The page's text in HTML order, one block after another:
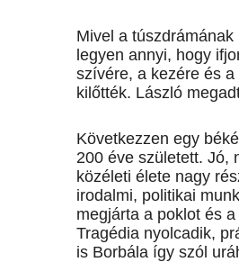
Mivel a
legyen annyi, hogy
szívére, a kezére és
kilőtték. László
Következzen egy
200 éve született. Jó,
közéleti élete nagy
irodalmi, politikai
megjárta a poklot és
Tragédia nyolcadik,
is Borbála így szól